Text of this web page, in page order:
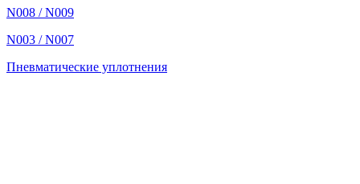
N008 / N009
N003 / N007
Пневматические уплотнения